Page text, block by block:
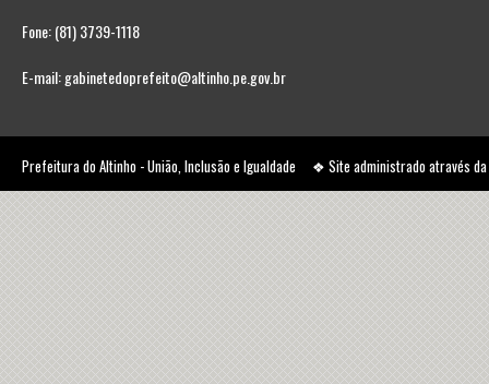
Fone: (81) 3739-1118
E-mail: gabinetedoprefeito@altinho.pe.gov.br
Prefeitura do Altinho - União, Inclusão e Igualdade ❖ Site administrado através da